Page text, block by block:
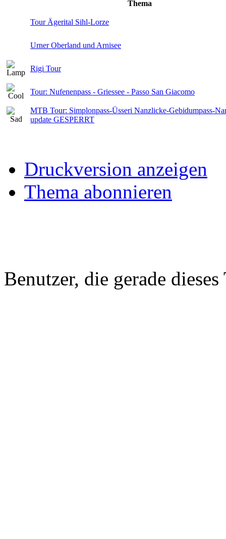
Thema
Tour Ägerital Sihl-Lorze
Urner Oberland und Arnisee
Rigi Tour
Tour: Nufenenpass - Griessee - Passo San Giacomo
MTB Tour: Simplonpass-Üsseri Nanzlicke-Gebidumpass-
update GESPERRT
Druckversion anzeigen
Thema abonnieren
Benutzer, die gerade